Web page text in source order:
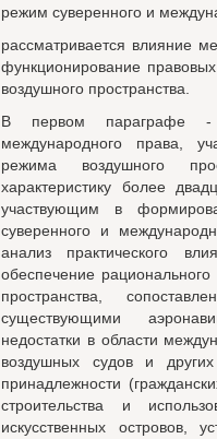
режим суверенного и
рассматривается влияние
функционирование
воздушного пространства.
В первом параграфе -
международного права,
режима воздушного
характеристику более
участвующим в
суверенного и
анализ практического
обеспечение
пространства,
существующими
недостатки в области
воздушных судов и
принадлежности
строительства и
искусственных островов,